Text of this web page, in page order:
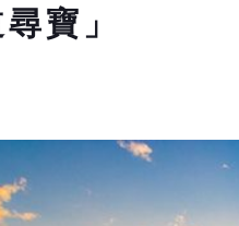
寶」